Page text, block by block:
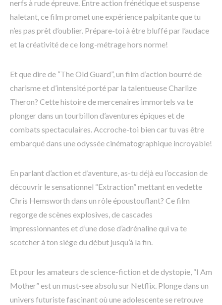
nerfs à rude épreuve. Entre action frénétique et suspense
haletant, ce film promet une expérience palpitante que tu
n’es pas prêt d’oublier. Prépare-toi à être bluffé par l’audace
et la créativité de ce long-métrage hors norme!
Et que dire de “The Old Guard”, un film d’action bourré de
charisme et d’intensité porté par la talentueuse Charlize
Theron? Cette histoire de mercenaires immortels va te
plonger dans un tourbillon d’aventures épiques et de
combats spectaculaires. Accroche-toi bien car tu vas être
embarqué dans une odyssée cinématographique incroyable!
En parlant d’action et d’aventure, as-tu déjà eu l’occasion de
découvrir le sensationnel “Extraction” mettant en vedette
Chris Hemsworth dans un rôle époustouflant? Ce film
regorge de scènes explosives, de cascades
impressionnantes et d’une dose d’adrénaline qui va te
scotcher à ton siège du début jusqu’à la fin.
Et pour les amateurs de science-fiction et de dystopie, “I Am
Mother” est un must-see absolu sur Netflix. Plonge dans un
univers futuriste fascinant où une adolescente se retrouve